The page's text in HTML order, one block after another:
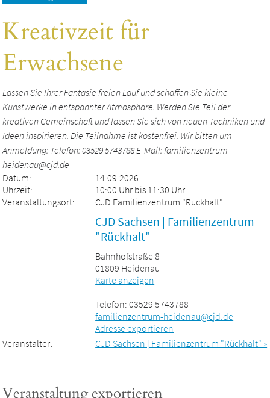
Kreativzeit für
Erwachsene
Lassen Sie Ihrer Fantasie freien Lauf und schaffen Sie kleine
Kunstwerke in entspannter Atmosphäre. Werden Sie Teil der
kreativen Gemeinschaft und lassen Sie sich von neuen Techniken und
Ideen inspirieren. Die Teilnahme ist kostenfrei. Wir bitten um
Anmeldung: Telefon: 03529 5743788 E-Mail: familienzentrum-
heidenau@cjd.de
Datum:
14.09.2026
Uhrzeit:
10:00 Uhr bis 11:30 Uhr
Veranstaltungsort:
CJD Familienzentrum "Rückhalt"
CJD Sachsen | Familienzentrum
"Rückhalt"
Bahnhofstraße 8
01809 Heidenau
Karte anzeigen
Telefon: 03529 5743788
familienzentrum-heidenau@cjd.de
Adresse exportieren
Veranstalter:
CJD Sachsen | Familienzentrum "Rückhalt" »
Veranstaltung exportieren